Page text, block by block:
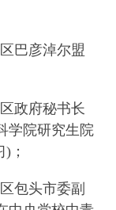
巴彦淖尔盟
政府秘书长
学院研究生院
；
包头市委副